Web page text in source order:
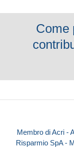
Come
Membro di Acri -
Risparmio SpA -